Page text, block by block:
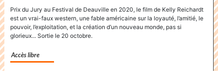
endiablée
du
Prix du Jury au Festival de Deauville en 2020, le film de Kelly Reichardt
est un vrai-faux western, une fable américaine sur la loyauté, l’amitié, le
pouvoir, l’exploitation, et la création d’un nouveau monde, pas si
glorieux... Sortie le 20 octobre.
Accès libre